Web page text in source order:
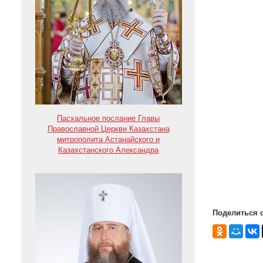
Пасхальное послание Главы
Православной Церкви Казахстана
митрополита Астанайского и
Казахстанского Александра
Поделиться